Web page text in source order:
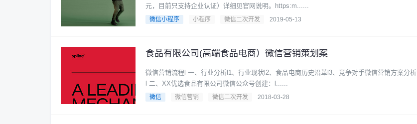
元，目前只支持企业认证）详细见官网说明。https:m......
微信小程序 小程序 微信二次开发 2019-05-13
食品有限公司(高端食品电商）微信营销策划案
微信营销流程l 一、行业分析l1、行业现状l2、食品电商历史沿革l3、竞争对手微信营销方案分析
l 二、XX优选食品有限公司微信公众号创建：l......
微信 微信营销 微信二次开发 2018-03-28